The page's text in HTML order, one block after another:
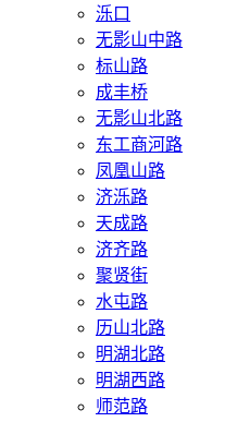
泺口
无影山中路
标山路
成丰桥
无影山北路
东工商河路
凤凰山路
济泺路
天成路
济齐路
聚贤街
水屯路
历山北路
明湖北路
明湖西路
师范路